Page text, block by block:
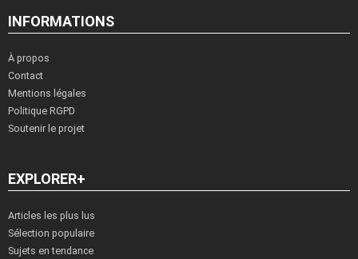
INFORMATIONS
À propos
Contact
Mentions légales
Politique RGPD
Soutenir le projet
EXPLORER+
Articles les plus lus
Sélection populaire
Sujets en tendance